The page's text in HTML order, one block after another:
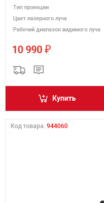
Тип проекции
Цвет лазерного луча
Рабочий диапазон видимого луча
10 990 ₽
Купить
Код товара: 944060